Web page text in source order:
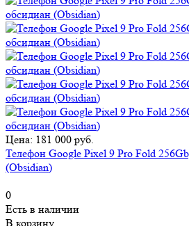
Цена: 181 000 руб.
Телефон Google Pixel 9 Pro Fold
(Obsidian)
0
Есть в наличии
В корзину